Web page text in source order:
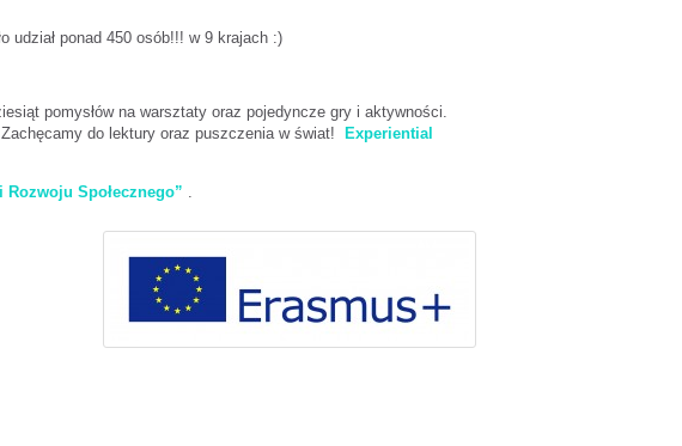
udział ponad 450 osób!!! w 9 krajach :)
pomysłów na warsztaty oraz pojedyncze gry i aktywności.
do lektury oraz puszczenia w świat!
Experiential
Społecznego” .